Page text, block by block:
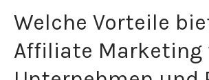
Welche Vorteile
Affiliate Marketing